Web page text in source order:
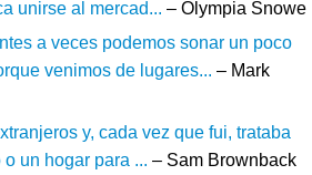
unirse al mercad... – Olympia Snowe
a veces podemos sonar un poco
venimos de lugares... – Mark
y, cada vez que fui, trataba
un hogar para ... – Sam Brownback